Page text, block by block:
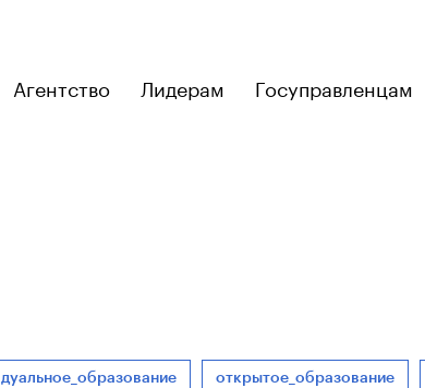
Агентство Лидерам Госуправленцам
дуальное_образование открытое_образование